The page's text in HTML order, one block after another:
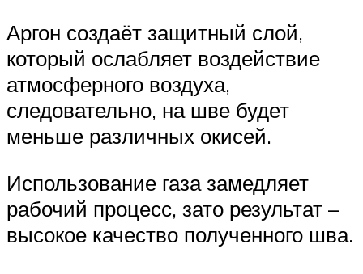
Аргон создаёт защитный слой,
который ослабляет воздействие
атмосферного воздуха,
следовательно, на шве будет
меньше различных окисей.
Использование газа замедляет
рабочий процесс, зато результат –
высокое качество полученного шва.